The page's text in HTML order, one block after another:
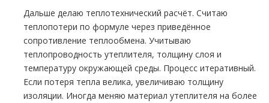
Дальше делаю теплотехнический расчёт. Считаю
теплопотери по формуле через приведённое
сопротивление теплообмена. Учитываю
теплопроводность утеплителя, толщину слоя и
температуру окружающей среды. Процесс итеративный.
Если потеря тепла велика, увеличиваю толщину
изоляции. Иногда меняю материал утеплителя на более